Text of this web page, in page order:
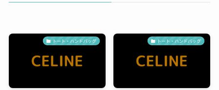
トート・ハンドバッグ トート・ハンドバッグ